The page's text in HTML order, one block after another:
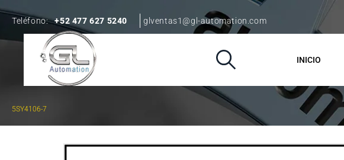
Teléfono: +52 477 627 5240 glventas1@gl-automation.com
INICIO
5SY4106-7